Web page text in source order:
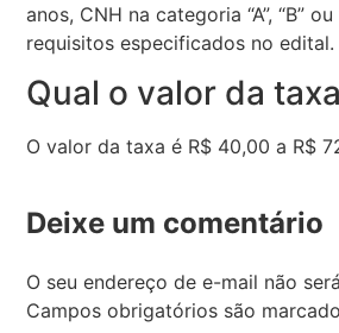
anos, CNH na categoria “A”, “B”
requisitos especificados no edital.
Qual o valor da
O valor da taxa é R$ 40,00 a R$
Deixe um comentário
O seu endereço de e-mail não
Campos obrigatórios são